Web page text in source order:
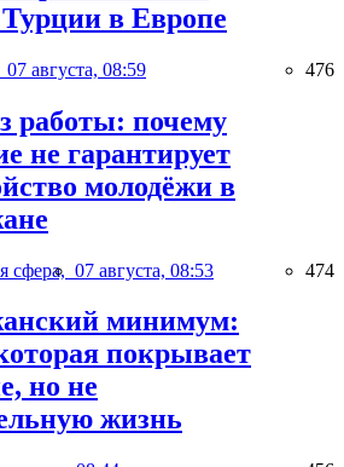
в Европе
07 августа, 08:59 476
работы: почему
не гарантирует
молодёжи в
сфера, 07 августа, 08:53 474
минимум:
покрывает
но не
жизнь